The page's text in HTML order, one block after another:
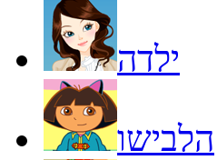
ילדה
הלבישו